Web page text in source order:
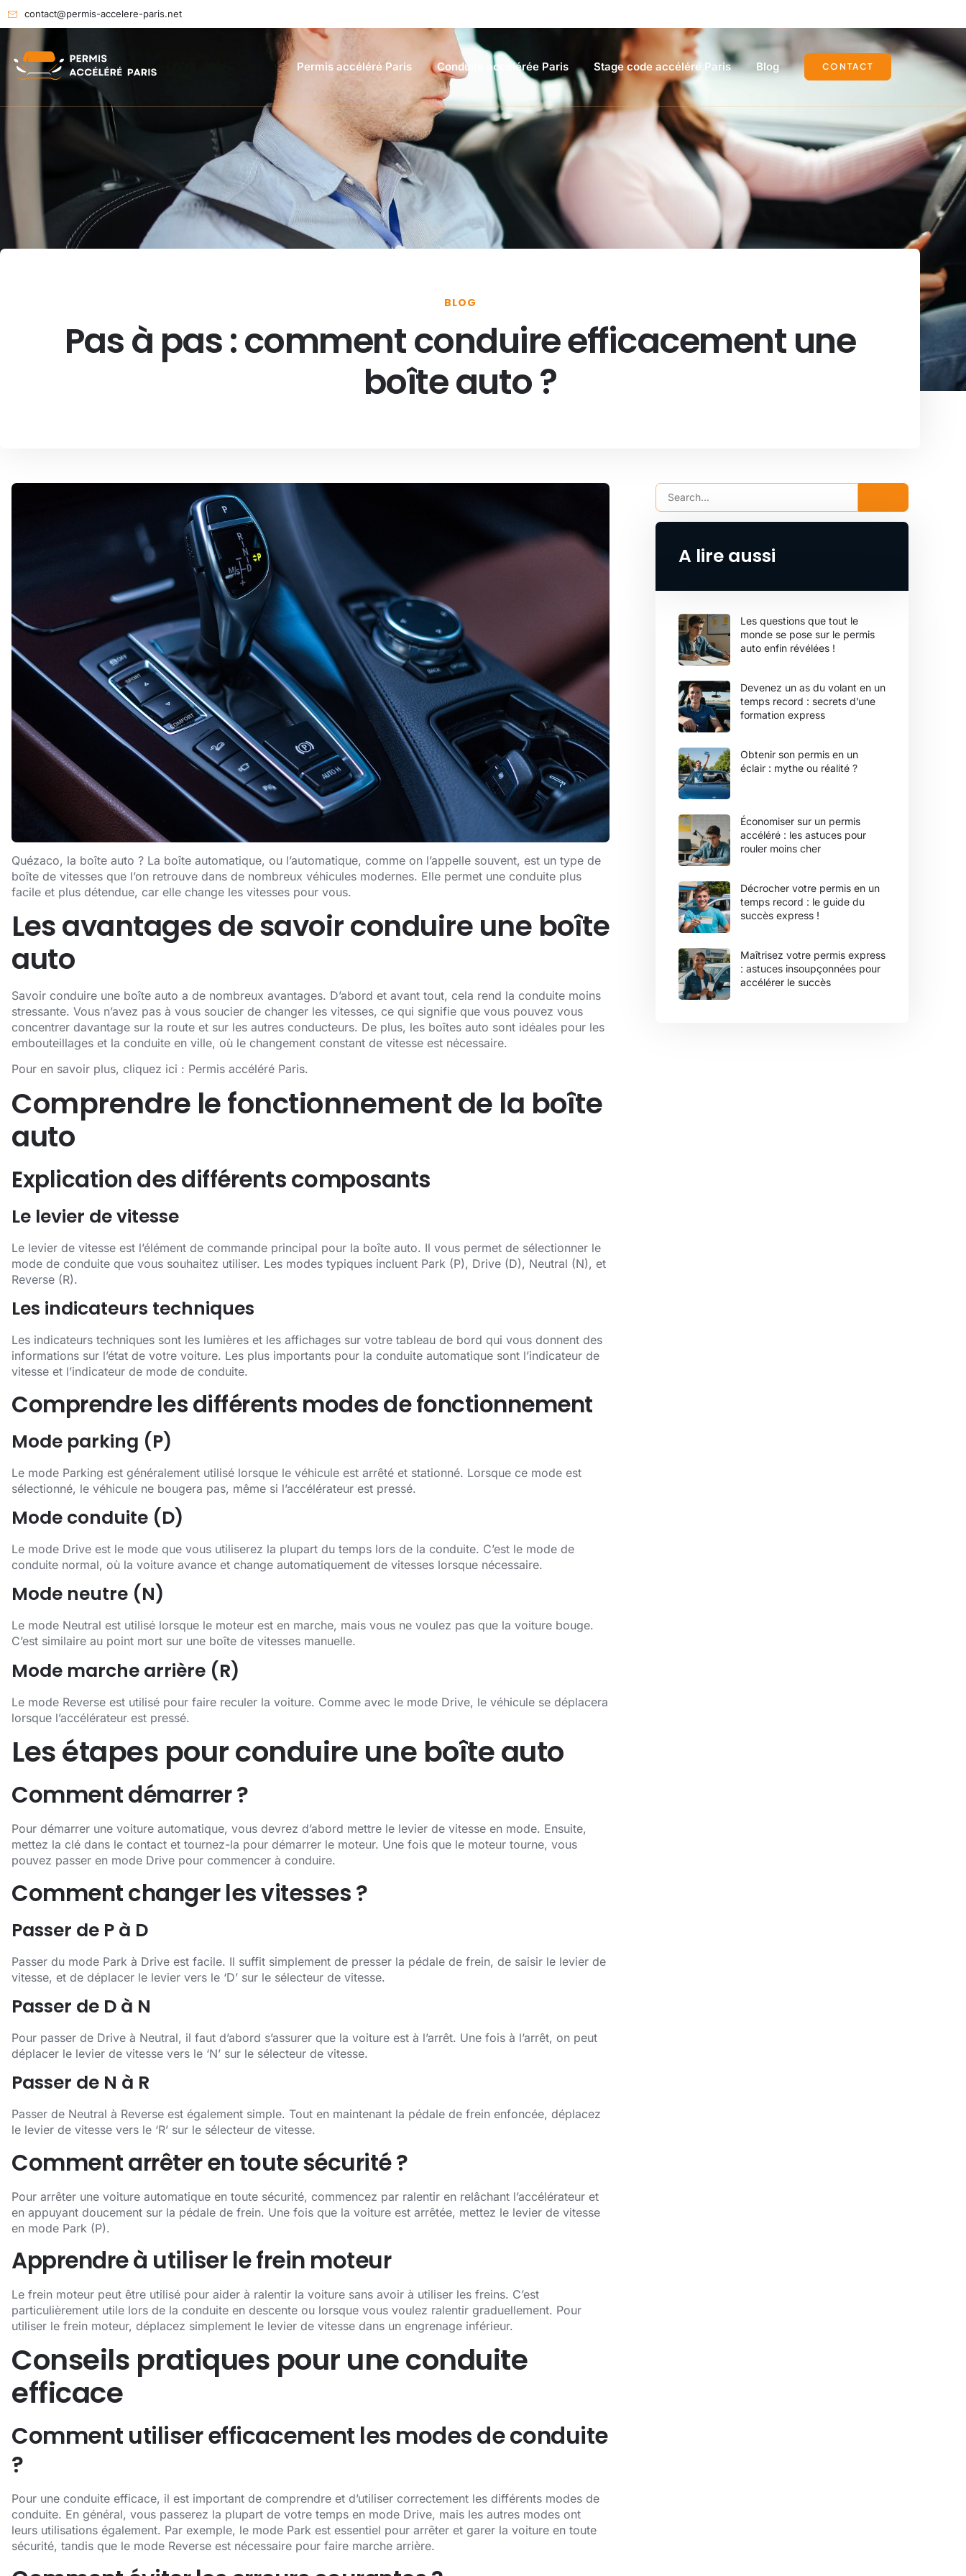
contact@permis-accelere-paris.net
Permis accéléré Paris Conduite accélérée Paris Stage code accéléré Paris Blog CONTACT
BLOG
Pas à pas : comment conduire efficacement une
boîte auto ?
Quézaco, la boîte auto ? La boîte automatique, ou l’automatique, comme on l’appelle souvent, est un type de
boîte de vitesses que l’on retrouve dans de nombreux véhicules modernes. Elle permet une conduite plus
facile et plus détendue, car elle change les vitesses pour vous.
Les avantages de savoir conduire une boîte
auto
Savoir conduire une boîte auto a de nombreux avantages. D’abord et avant tout, cela rend la conduite moins
stressante. Vous n’avez pas à vous soucier de changer les vitesses, ce qui signifie que vous pouvez vous
concentrer davantage sur la route et sur les autres conducteurs. De plus, les boîtes auto sont idéales pour les
embouteillages et la conduite en ville, où le changement constant de vitesse est nécessaire.
Pour en savoir plus, cliquez ici : Permis accéléré Paris.
Comprendre le fonctionnement de la boîte
auto
Explication des différents composants
Le levier de vitesse
Le levier de vitesse est l’élément de commande principal pour la boîte auto. Il vous permet de sélectionner le
mode de conduite que vous souhaitez utiliser. Les modes typiques incluent Park (P), Drive (D), Neutral (N), et
Reverse (R).
Les indicateurs techniques
Les indicateurs techniques sont les lumières et les affichages sur votre tableau de bord qui vous donnent des
informations sur l’état de votre voiture. Les plus importants pour la conduite automatique sont l’indicateur de
vitesse et l’indicateur de mode de conduite.
Comprendre les différents modes de fonctionnement
Mode parking (P)
Le mode Parking est généralement utilisé lorsque le véhicule est arrêté et stationné. Lorsque ce mode est
sélectionné, le véhicule ne bougera pas, même si l’accélérateur est pressé.
Mode conduite (D)
Le mode Drive est le mode que vous utiliserez la plupart du temps lors de la conduite. C’est le mode de
conduite normal, où la voiture avance et change automatiquement de vitesses lorsque nécessaire.
Mode neutre (N)
Le mode Neutral est utilisé lorsque le moteur est en marche, mais vous ne voulez pas que la voiture bouge.
C’est similaire au point mort sur une boîte de vitesses manuelle.
Mode marche arrière (R)
Le mode Reverse est utilisé pour faire reculer la voiture. Comme avec le mode Drive, le véhicule se déplacera
lorsque l’accélérateur est pressé.
Les étapes pour conduire une boîte auto
Comment démarrer ?
Pour démarrer une voiture automatique, vous devrez d’abord mettre le levier de vitesse en mode. Ensuite,
mettez la clé dans le contact et tournez-la pour démarrer le moteur. Une fois que le moteur tourne, vous
pouvez passer en mode Drive pour commencer à conduire.
Comment changer les vitesses ?
Passer de P à D
Passer du mode Park à Drive est facile. Il suffit simplement de presser la pédale de frein, de saisir le levier de
vitesse, et de déplacer le levier vers le ‘D’ sur le sélecteur de vitesse.
Passer de D à N
Pour passer de Drive à Neutral, il faut d’abord s’assurer que la voiture est à l’arrêt. Une fois à l’arrêt, on peut
déplacer le levier de vitesse vers le ‘N’ sur le sélecteur de vitesse.
Passer de N à R
Passer de Neutral à Reverse est également simple. Tout en maintenant la pédale de frein enfoncée, déplacez
le levier de vitesse vers le ‘R’ sur le sélecteur de vitesse.
Comment arrêter en toute sécurité ?
Pour arrêter une voiture automatique en toute sécurité, commencez par ralentir en relâchant l’accélérateur et
en appuyant doucement sur la pédale de frein. Une fois que la voiture est arrêtée, mettez le levier de vitesse
en mode Park (P).
Apprendre à utiliser le frein moteur
Le frein moteur peut être utilisé pour aider à ralentir la voiture sans avoir à utiliser les freins. C’est
particulièrement utile lors de la conduite en descente ou lorsque vous voulez ralentir graduellement. Pour
utiliser le frein moteur, déplacez simplement le levier de vitesse dans un engrenage inférieur.
Conseils pratiques pour une conduite
efficace
Comment utiliser efficacement les modes de conduite
?
Pour une conduite efficace, il est important de comprendre et d’utiliser correctement les différents modes de
conduite. En général, vous passerez la plupart de votre temps en mode Drive, mais les autres modes ont
leurs utilisations également. Par exemple, le mode Park est essentiel pour arrêter et garer la voiture en toute
sécurité, tandis que le mode Reverse est nécessaire pour faire marche arrière.
A lire aussi
Les questions que tout le
monde se pose sur le permis
auto enfin révélées !
Devenez un as du volant en un
temps record : secrets d’une
formation express
Obtenir son permis en un
éclair : mythe ou réalité ?
Économiser sur un permis
accéléré : les astuces pour
rouler moins cher
Décrocher votre permis en un
temps record : le guide du
succès express !
Maîtrisez votre permis express
: astuces insoupçonnées pour
accélérer le succès